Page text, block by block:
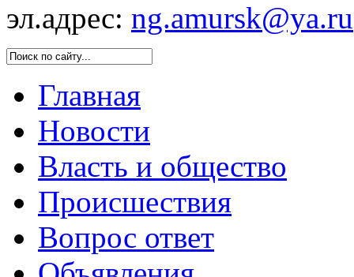
эл.адрес: ng.amursk@ya.ru
Главная
Новости
Власть и общество
Происшествия
Вопрос ответ